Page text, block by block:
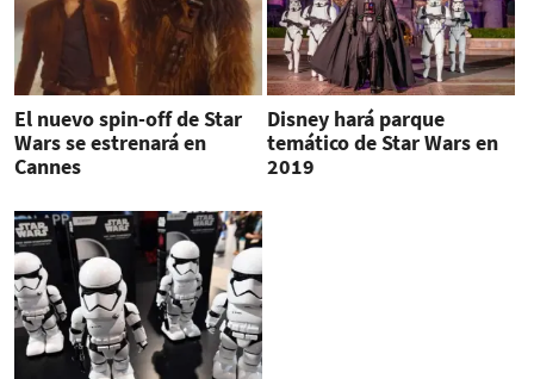
El nuevo spin-off de Star
Wars se estrenará en
Cannes
Disney hará parque
temático de Star Wars en
2019